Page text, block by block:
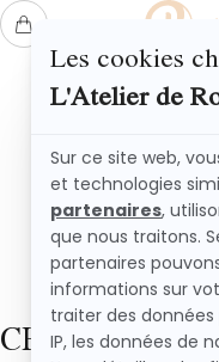
Accueil
CHOISIS TA